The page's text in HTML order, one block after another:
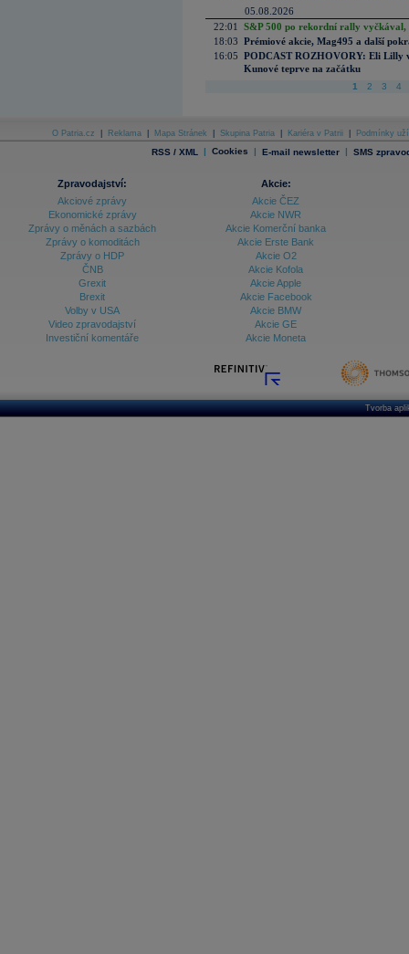
05.08.2026
22:01
S&P 500 po rekordní rally vyčkával,
18:03 Prémiové akcie, Mag495 a další
16:05 PODCAST ROZHOVORY: Eli Lilly
Kunové teprve na začátku
1 2 3 4
O Patria.cz Reklama Mapa Stránek Skupina Patria Kariéra v Patrii Podmínky
RSS / XML | Cookies | E-mail newsletter | SMS
Zpravodajství:
Akciové zprávy
Ekonomické zprávy
Zprávy o měnách a sazbách
Zprávy o komoditách
Zprávy o HDP
ČNB
Grexit
Brexit
Volby v USA
Video zpravodajství
Investiční komentáře
Akcie:
Akcie ČEZ
Akcie NWR
Akcie Komerční banka
Akcie Erste Bank
Akcie O2
Akcie Kofola
Akcie Apple
Akcie Facebook
Akcie BMW
Akcie GE
Akcie Moneta
Tvorba